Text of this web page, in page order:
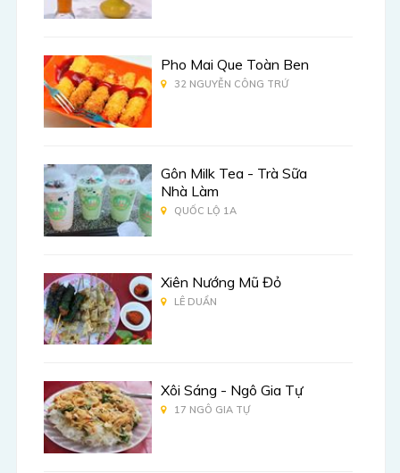
Pho Mai Que Toàn Ben
32 NGUYỄN CÔNG TRỨ
Gôn Milk Tea - Trà Sữa
Nhà Làm
QUỐC LỘ 1A
Xiên Nướng Mũ Đỏ
LÊ DUẨN
Xôi Sáng - Ngô Gia Tự
17 NGÔ GIA TỰ